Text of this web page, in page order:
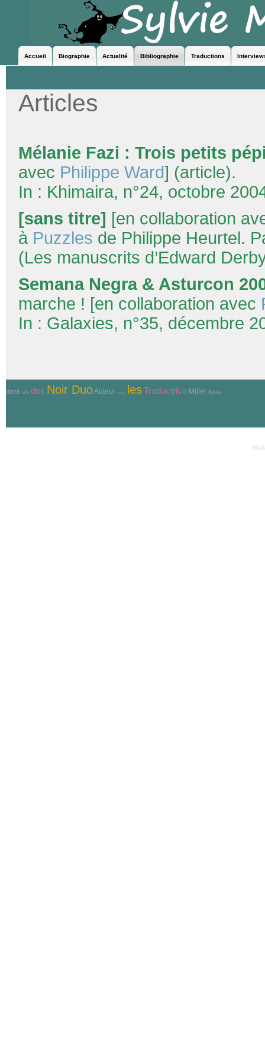
Accueil Biographie Actualité Bibliographie Traductions
Articles
Mélanie Fazi : Trois petits
avec Philippe Ward] (article).
In : Khimaira, n°24, octobre
[sans titre] [en collaboration
à Puzzles de Philippe Heurtel.
(Les manuscrits d’Edward
Semana Negra & Asturcon
marche ! [en collaboration avec
In : Galaxies, n°35, décembre
dans une des Noir DuoAuteur Ecrivain lesTraductrice Miller Sylvie